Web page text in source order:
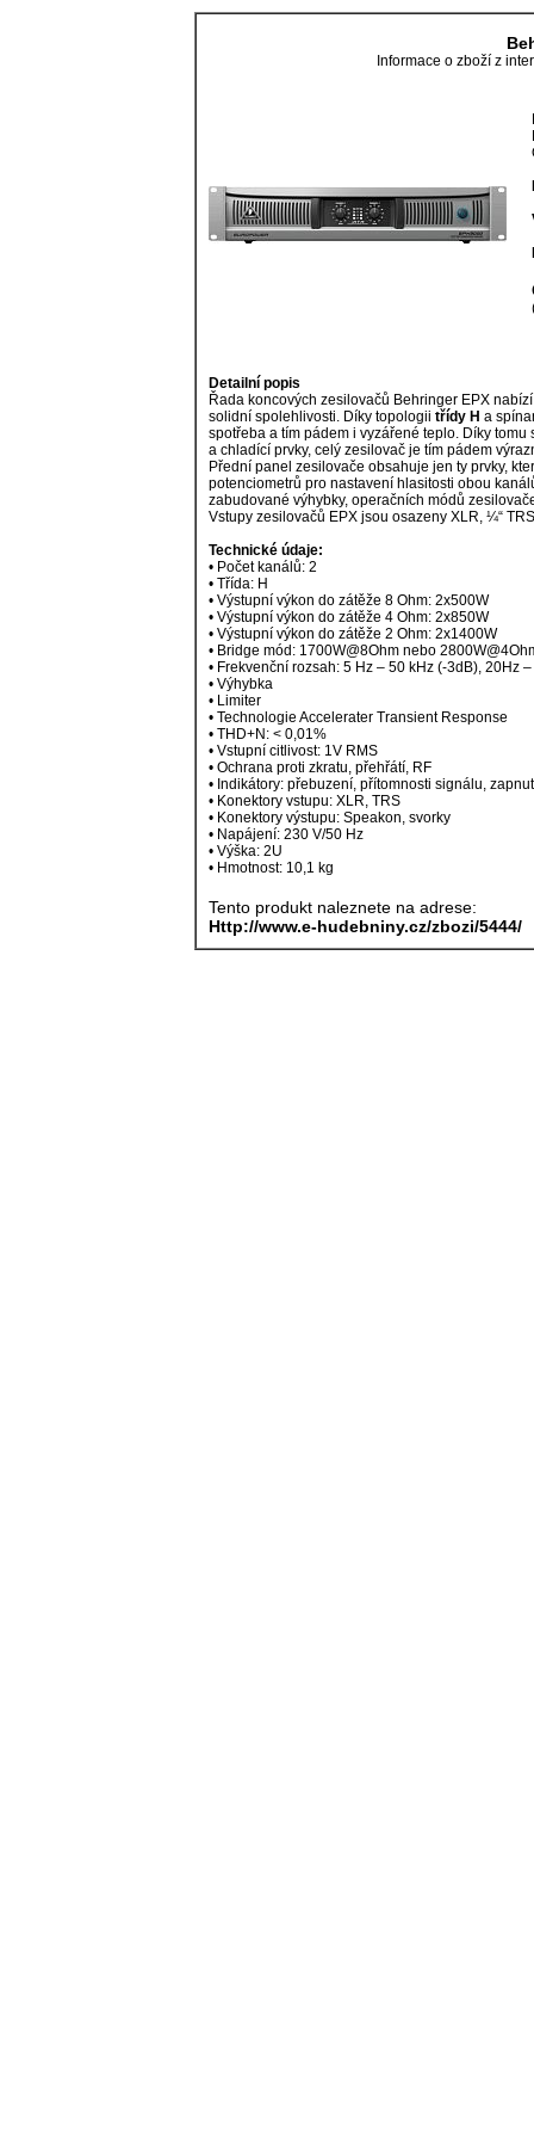
Informace o zboží z
Detailní popis
Řada koncových zesilovačů Behringer EPX
solidní spolehlivosti. Díky topologii třídy H a
spotřeba a tím pádem i vyzářené teplo. Díky
a chladící prvky, celý zesilovač je tím pádem
Přední panel zesilovače obsahuje jen ty prvky,
potenciometrů pro nastavení hlasitosti obou
zabudované výhybky, operačních módů
Vstupy zesilovačů EPX jsou osazeny XLR, ¼“
Technické údaje:
• Počet kanálů: 2
• Třída: H
• Výstupní výkon do zátěže 8 Ohm: 2x500W
• Výstupní výkon do zátěže 4 Ohm: 2x850W
• Výstupní výkon do zátěže 2 Ohm: 2x1400W
• Bridge mód: 1700W@8Ohm nebo
• Frekvenční rozsah: 5 Hz – 50 kHz (-3dB), 20Hz
• Výhybka
• Limiter
• Technologie Accelerater Transient Response
• THD+N: < 0,01%
• Vstupní citlivost: 1V RMS
• Ochrana proti zkratu, přehřátí, RF
• Indikátory: přebuzení, přítomnosti signálu,
• Konektory vstupu: XLR, TRS
• Konektory výstupu: Speakon, svorky
• Napájení: 230 V/50 Hz
• Výška: 2U
• Hmotnost: 10,1 kg
Tento produkt naleznete na adrese:
Http://www.e-hudebniny.cz/zbozi/5444/